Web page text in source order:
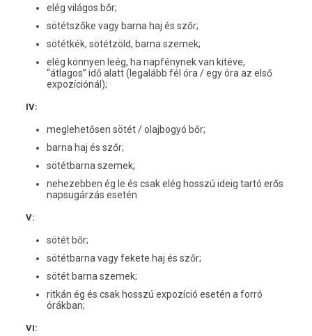
elég világos bőr;
sötétszőke vagy barna haj és szőr;
sötétkék, sötétzöld, barna szemek;
elég könnyen leég, ha napfénynek van kitéve,
“átlagos” idő alatt (legalább fél óra / egy óra az első
expozíciónál);
IV:
meglehetősen sötét / olajbogyó bőr;
barna haj és szőr;
sötétbarna szemek;
nehezebben ég le és csak elég hosszú ideig tartó erős
napsugárzás esetén
V:
sötét bőr;
sötétbarna vagy fekete haj és szőr;
sötét barna szemek;
ritkán ég és csak hosszú expozíció esetén a forró
órákban;
VI: